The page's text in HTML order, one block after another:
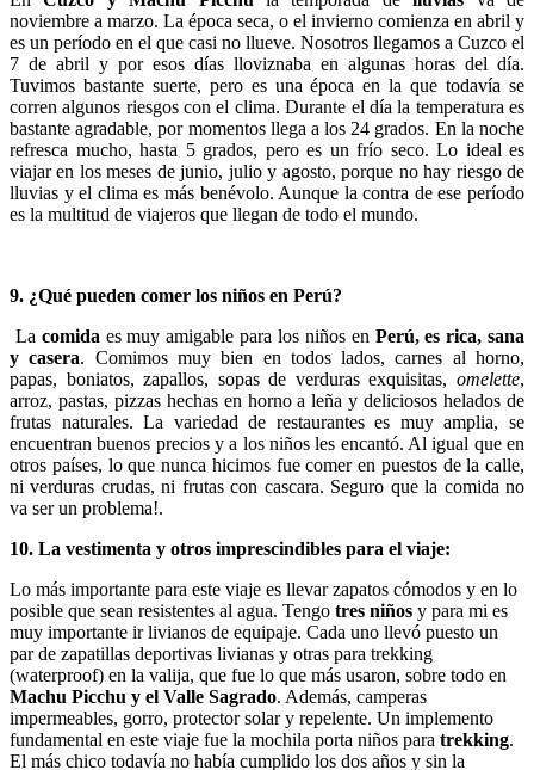
noviembre a marzo. La época seca, o el invierno comienza en abril y
es un período en el que casi no llueve. Nosotros llegamos a Cuzco el
7 de abril y por esos días lloviznaba en algunas horas del día.
Tuvimos bastante suerte, pero es una época en la que todavía se
corren algunos riesgos con el clima. Durante el día la temperatura es
bastante agradable, por momentos llega a los 24 grados. En la noche
refresca mucho, hasta 5 grados, pero es un frío seco. Lo ideal es
viajar en los meses de junio, julio y agosto, porque no hay riesgo de
lluvias y el clima es más benévolo. Aunque la contra de ese período
es la multitud de viajeros que llegan de todo el mundo.
9. ¿Qué pueden comer los niños en Perú?
La comida es muy amigable para los niños en Perú, es rica, sana
y casera. Comimos muy bien en todos lados, carnes al horno,
papas, boniatos, zapallos, sopas de verduras exquisitas, omelette,
arroz, pastas, pizzas hechas en horno a leña y deliciosos helados de
frutas naturales. La variedad de restaurantes es muy amplia, se
encuentran buenos precios y a los niños les encantó. Al igual que en
otros países, lo que nunca hicimos fue comer en puestos de la calle,
ni verduras crudas, ni frutas con cascara. Seguro que la comida no
va ser un problema!.
10. La vestimenta y otros imprescindibles para el viaje:
Lo más importante para este viaje es llevar zapatos cómodos y en lo
posible que sean resistentes al agua. Tengo tres niños y para mi es
muy importante ir livianos de equipaje. Cada uno llevó puesto un
par de zapatillas deportivas livianas y otras para trekking
(waterproof) en la valija, que fue lo que más usaron, sobre todo en
Machu Picchu y el Valle Sagrado. Además, camperas
impermeables, gorro, protector solar y repelente. Un implemento
fundamental en este viaje fue la mochila porta niños para trekking.
El más chico todavía no había cumplido los dos años y sin la